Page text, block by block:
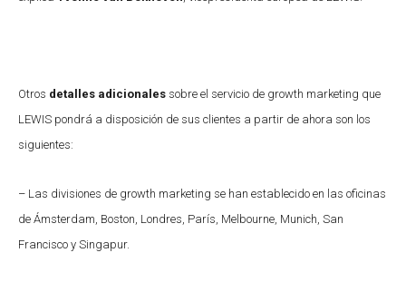
Otros detalles adicionales sobre el servicio de growth marketing que
LEWIS pondrá a disposición de sus clientes a partir de ahora son los
siguientes:
– Las divisiones de growth marketing se han establecido en las oficinas
de Ámsterdam, Boston, Londres, París, Melbourne, Munich, San
Francisco y Singapur.